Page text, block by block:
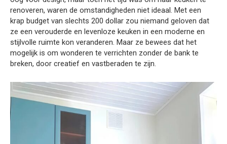
renoveren, waren de omstandigheden niet ideaal. Met een
krap budget van slechts 200 dollar zou niemand geloven dat
ze een verouderde en levenloze keuken in een moderne en
stijlvolle ruimte kon veranderen. Maar ze bewees dat het
mogelijk is om wonderen te verrichten zonder de bank te
breken, door creatief en vastberaden te zijn.